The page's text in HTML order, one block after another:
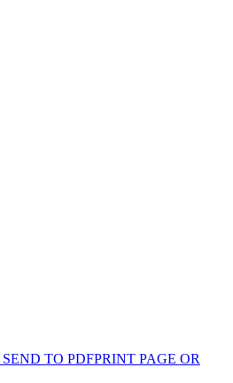
PRINT PAGE OR